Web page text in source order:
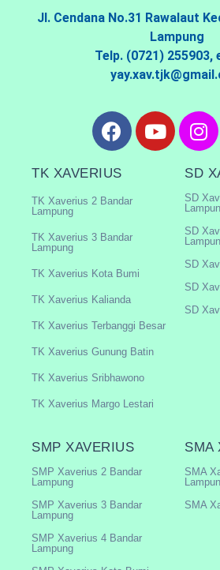
Jl. Cendana No.31 Rawalaut
Lampung
Telp. (0721) 255903,
TK XAVERIUS
TK Xaverius 2 Bandar
Lampung
TK Xaverius 3 Bandar
Lampung
TK Xaverius Kota Bumi
TK Xaverius Kalianda
TK Xaverius Terbanggi Besar
TK Xaverius Gunung Batin
TK Xaverius Sribhawono
TK Xaverius Margo Lestari
SD
SD
SD
SD
SD
SD
SMP XAVERIUS
SMP Xaverius 2 Bandar
Lampung
SMP Xaverius 3 Bandar
Lampung
SMP Xaverius 4 Bandar
Lampung
SMA
SMA
SMA